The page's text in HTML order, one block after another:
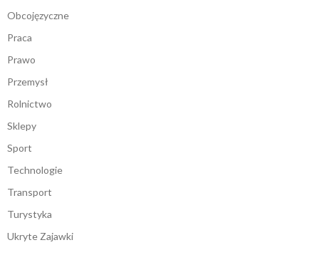
Obcojęzyczne
Praca
Prawo
Przemysł
Rolnictwo
Sklepy
Sport
Technologie
Transport
Turystyka
Ukryte Zajawki